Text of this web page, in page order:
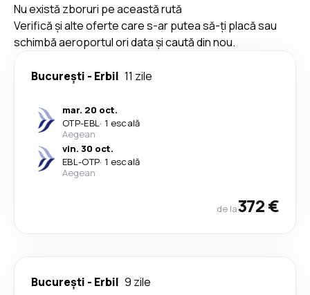
Nu există zboruri pe această rută
Verifică și alte oferte care s-ar putea să-ți placă sau
schimbă aeroportul ori data și caută din nou.
București - Erbil 11 zile
mar. 20 oct.
OTP-EBL· 1 escală
Aegean
vin. 30 oct.
EBL-OTP· 1 escală
Aegean
de la372 €
București - Erbil 9 zile